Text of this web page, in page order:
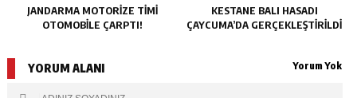
JANDARMA MOTORIZE TIMI
OTOMOBILE ÇARPTI!
KESTANE BALI HASADI
ÇAYCUMA’DA GERÇEKLEŞTIRILDI
YORUM ALANI Yorum Yok